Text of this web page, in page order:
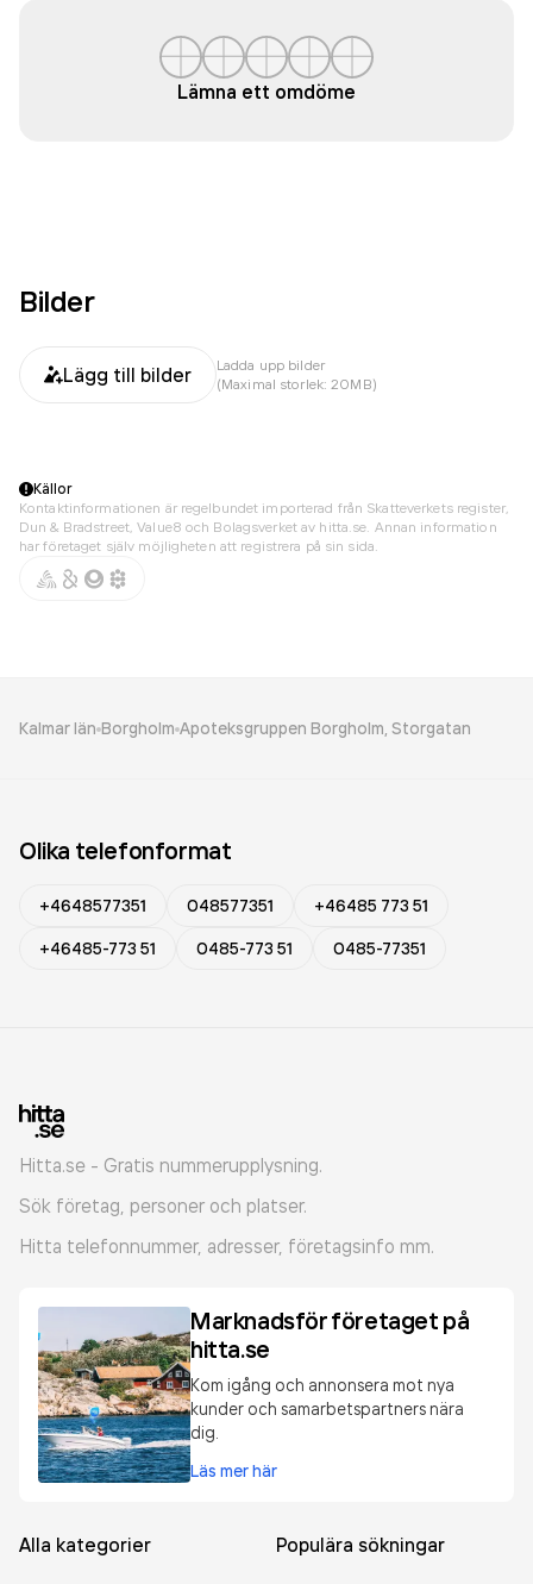
Lämna ett omdöme
Bilder
Lägg till bilder
Ladda upp bilder
(Maximal storlek: 20MB)
Källor
Kontaktinformationen är regelbundet importerad från Skatteverkets register,
Dun & Bradstreet, Value8 och Bolagsverket av hitta.se. Annan information
har företaget själv möjligheten att registrera på sin sida.
Kalmar län Borgholm Apoteksgruppen Borgholm, Storgatan
Olika telefonformat
+4648577351 048577351
+46485 773 51
+46485-773 51
0485-773 51 0485-77351
Hitta.se - Gratis nummerupplysning.
Sök företag, personer och platser.
Hitta telefonnummer, adresser, företagsinfo mm.
Marknadsför företaget på
hitta.se
Kom igång och annonsera mot nya
kunder och samarbetspartners nära
dig.
Läs mer här
Alla kategorier
Populära sökningar